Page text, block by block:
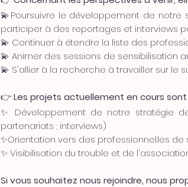
💫Poursuivre le développement de
participer à des reportages et interviews
💫 Continuer à étendre la liste des
💫 Animer des sessions de sensibilisation
💫 S'allier à la recherche à travailler sur le
👉Les projets actuellement en cours sont
✨ Développement de notre stratégie
partenariats ; interviews)
✨Orientation vers des professionnel.les
✨ Visibilisation du trouble et de
Si vous souhaitez nous rejoindre, nous